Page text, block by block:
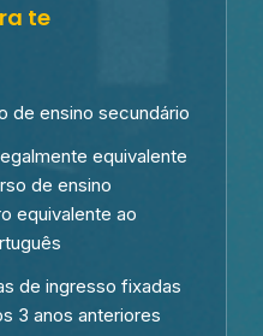
te
de ensino secundário
equivalente
de ensino
equivalente ao
de ingresso fixadas
3 anos anteriores